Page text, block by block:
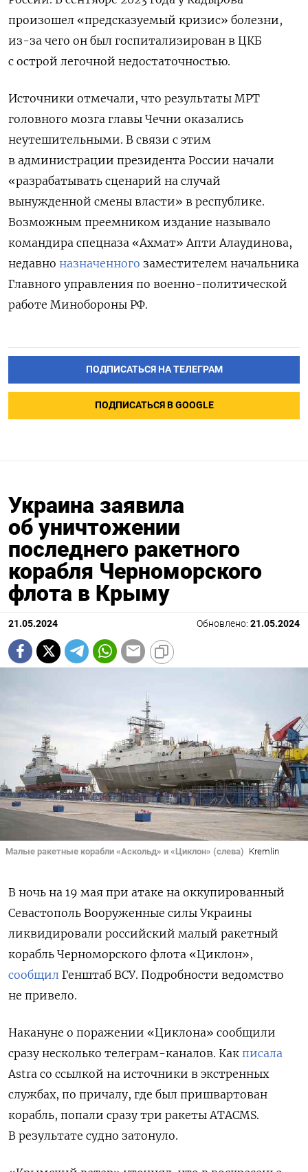
произошел «предсказуемый кризис» болезни,
из-за чего он был госпитализирован в ЦКБ
с острой легочной недостаточностью.
Источники отмечали, что результаты МРТ
головного мозга главы Чечни оказались
неутешительными. В связи с этим
в администрации президента России начали
«разрабатывать сценарий на случай
вынужденной смены власти» в республике.
Возможным преемником издание называло
командира спецназа «Ахмат» Апти Алаудинова,
недавно назначенного заместителем начальника
Главного управления по военно-политической
работе Минобороны РФ.
ПОДПИСАТЬСЯ НА ТЕЛЕГРАМ
ПОДПИСАТЬСЯ В GOOGLE
Украина заявила
об уничтожении
последнего ракетного
корабля Черноморского
флота в Крыму
21.05.2024 Обновлено: 21.05.2024
Малые ракетные корабли «Аскольд» и «Циклон» (слева) Kremlin
В ночь на 19 мая при атаке на оккупированный
Севастополь Вооруженные силы Украины
ликвидировали российский малый ракетный
корабль Черноморского флота «Циклон»,
сообщил Генштаб ВСУ. Подробности ведомство
не привело.
Накануне о поражении «Циклона» сообщили
сразу несколько телеграм-каналов. Как писала
Astra со ссылкой на источники в экстренных
службах, по причалу, где был пришвартован
корабль, попали сразу три ракеты ATACMS.
В результате судно затонуло.